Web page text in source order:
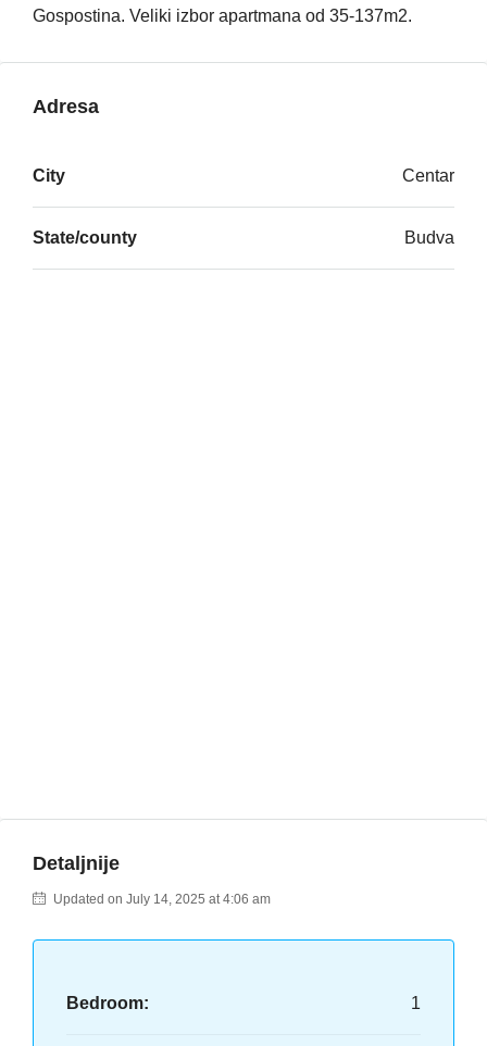
Gospostina. Veliki izbor apartmana od 35-137m2.
Adresa
City Centar
State/county Budva
Detaljnije
Updated on July 14, 2025 at 4:06 am
Bedroom: 1